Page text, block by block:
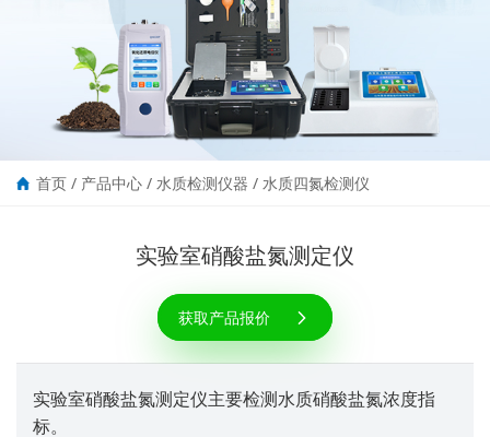
首页 / 产品中心 / 水质检测仪器 / 水质四氮检测仪
实验室硝酸盐氮测定仪
获取产品报价
实验室硝酸盐氮测定仪主要检测水质硝酸盐氮浓度指
标。